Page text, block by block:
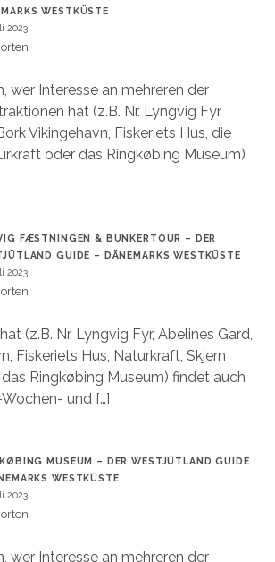
WESTKÜSTE
2023
wer Interesse an mehreren der
hat (z.B. Nr. Lyngvig Fyr,
Vikingehavn, Fiskeriets Hus, die
oder das Ringkøbing Museum)
FÆSTNINGEN & BUNKERTOUR – DER
GUIDE – DÄNEMARKS WESTKÜSTE
2023
(z.B. Nr. Lyngvig Fyr, Abelines Gard,
Fiskeriets Hus, Naturkraft, Skjern
Ringkøbing Museum) findet auch
und […]
MUSEUM – DER WESTJÜTLAND GUIDE
WESTKÜSTE
2023
wer Interesse an mehreren der